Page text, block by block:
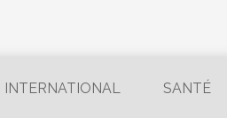
INTERNATIONAL SANTÉ